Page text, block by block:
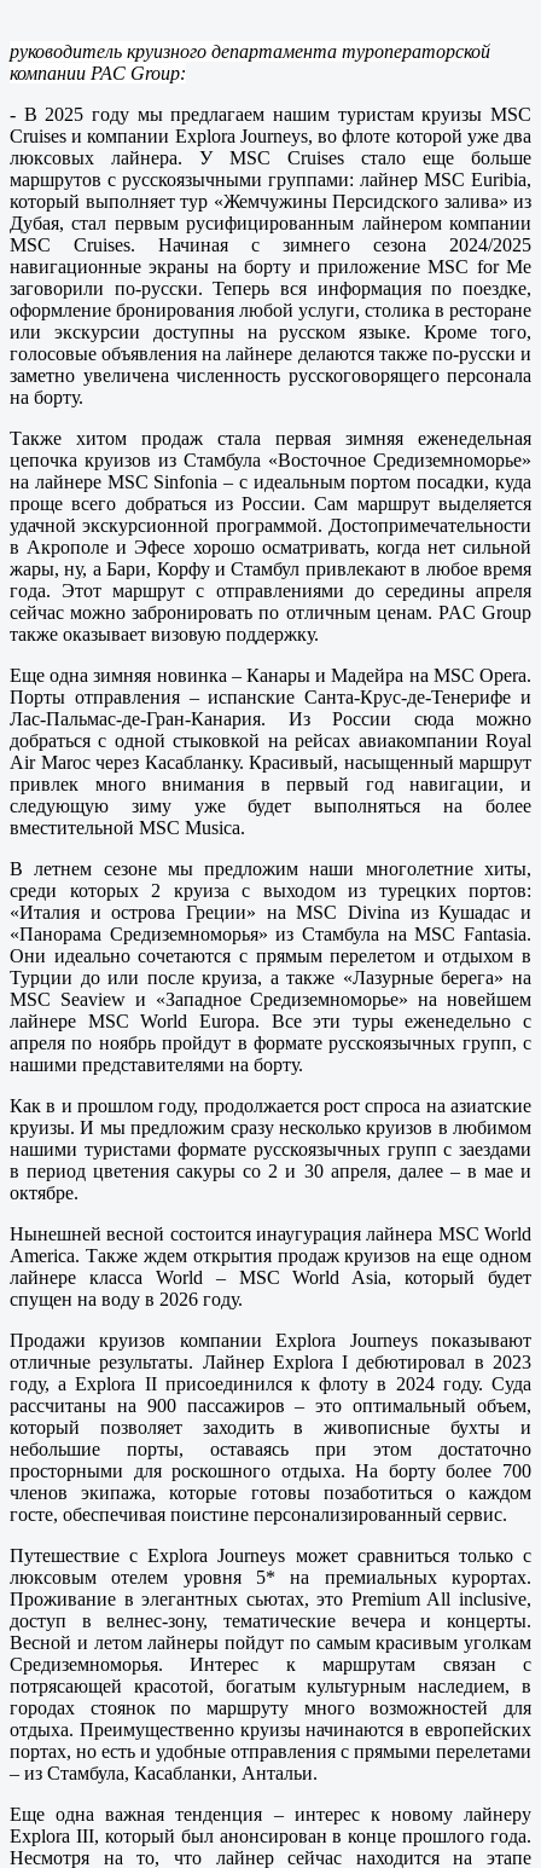
руководитель круизного департамента туроператорской
компании PAC Group:
- В 2025 году мы предлагаем нашим туристам круизы MSC
Cruises и компании Explora Journeys, во флоте которой уже два
люксовых лайнера. У MSC Cruises стало еще больше
маршрутов с русскоязычными группами: лайнер MSC Euribia,
который выполняет тур «Жемчужины Персидского залива» из
Дубая, стал первым русифицированным лайнером компании
MSC Cruises. Начиная с зимнего сезона 2024/2025
навигационные экраны на борту и приложение MSC for Me
заговорили по-русски. Теперь вся информация по поездке,
оформление бронирования любой услуги, столика в ресторане
или экскурсии доступны на русском языке. Кроме того,
голосовые объявления на лайнере делаются также по-русски и
заметно увеличена численность русскоговорящего персонала
на борту.
Также хитом продаж стала первая зимняя еженедельная
цепочка круизов из Стамбула «Восточное Средиземноморье»
на лайнере MSC Sinfonia – с идеальным портом посадки, куда
проще всего добраться из России. Сам маршрут выделяется
удачной экскурсионной программой. Достопримечательности
в Акрополе и Эфесе хорошо осматривать, когда нет сильной
жары, ну, а Бари, Корфу и Стамбул привлекают в любое время
года. Этот маршрут с отправлениями до середины апреля
сейчас можно забронировать по отличным ценам. PAC Group
также оказывает визовую поддержку.
Еще одна зимняя новинка – Канары и Мадейра на MSC Opera.
Порты отправления – испанские Санта-Крус-де-Тенерифе и
Лас-Пальмас-де-Гран-Канария. Из России сюда можно
добраться с одной стыковкой на рейсах авиакомпании Royal
Air Maroc через Касабланку. Красивый, насыщенный маршрут
привлек много внимания в первый год навигации, и
следующую зиму уже будет выполняться на более
вместительной MSC Musica.
В летнем сезоне мы предложим наши многолетние хиты,
среди которых 2 круиза с выходом из турецких портов:
«Италия и острова Греции» на MSC Divina из Кушадас и
«Панорама Средиземноморья» из Стамбула на MSC Fantasia.
Они идеально сочетаются с прямым перелетом и отдыхом в
Турции до или после круиза, а также «Лазурные берега» на
MSC Seaview и «Западное Средиземноморье» на новейшем
лайнере MSC World Europa. Все эти туры еженедельно c
апреля по ноябрь пройдут в формате русскоязычных групп, с
нашими представителями на борту.
Как в и прошлом году, продолжается рост спроса на азиатские
круизы. И мы предложим сразу несколько круизов в любимом
нашими туристами формате русскоязычных групп с заездами
в период цветения сакуры со 2 и 30 апреля, далее – в мае и
октябре.
Нынешней весной состоится инаугурация лайнера MSC World
America. Также ждем открытия продаж круизов на еще одном
лайнере класса World – MSC World Asia, который будет
спущен на воду в 2026 году.
Продажи круизов компании Explora Journeys показывают
отличные результаты. Лайнер Explora I дебютировал в 2023
году, а Explora II присоединился к флоту в 2024 году. Суда
рассчитаны на 900 пассажиров – это оптимальный объем,
который позволяет заходить в живописные бухты и
небольшие порты, оставаясь при этом достаточно
просторными для роскошного отдыха. На борту более 700
членов экипажа, которые готовы позаботиться о каждом
госте, обеспечивая поистине персонализированный сервис.
Путешествие с Explora Journeys может сравниться только с
люксовым отелем уровня 5* на премиальных курортах.
Проживание в элегантных сьютах, это Premium All inclusive,
доступ в велнес-зону, тематические вечера и концерты.
Весной и летом лайнеры пойдут по самым красивым уголкам
Средиземноморья. Интерес к маршрутам связан с
потрясающей красотой, богатым культурным наследием, в
городах стоянок по маршруту много возможностей для
отдыха. Преимущественно круизы начинаются в европейских
портах, но есть и удобные отправления с прямыми перелетами
– из Стамбула, Касабланки, Антальи.
Еще одна важная тенденция – интерес к новому лайнеру
Explora III, который был анонсирован в конце прошлого года.
Несмотря на то, что лайнер сейчас находится на этапе